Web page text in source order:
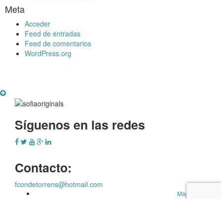
Meta
Acceder
Feed de entradas
Feed de comentarios
WordPress.org
Síguenos en las redes
Contacto:
fcondetorrens@hotmail.com
Mapa Web